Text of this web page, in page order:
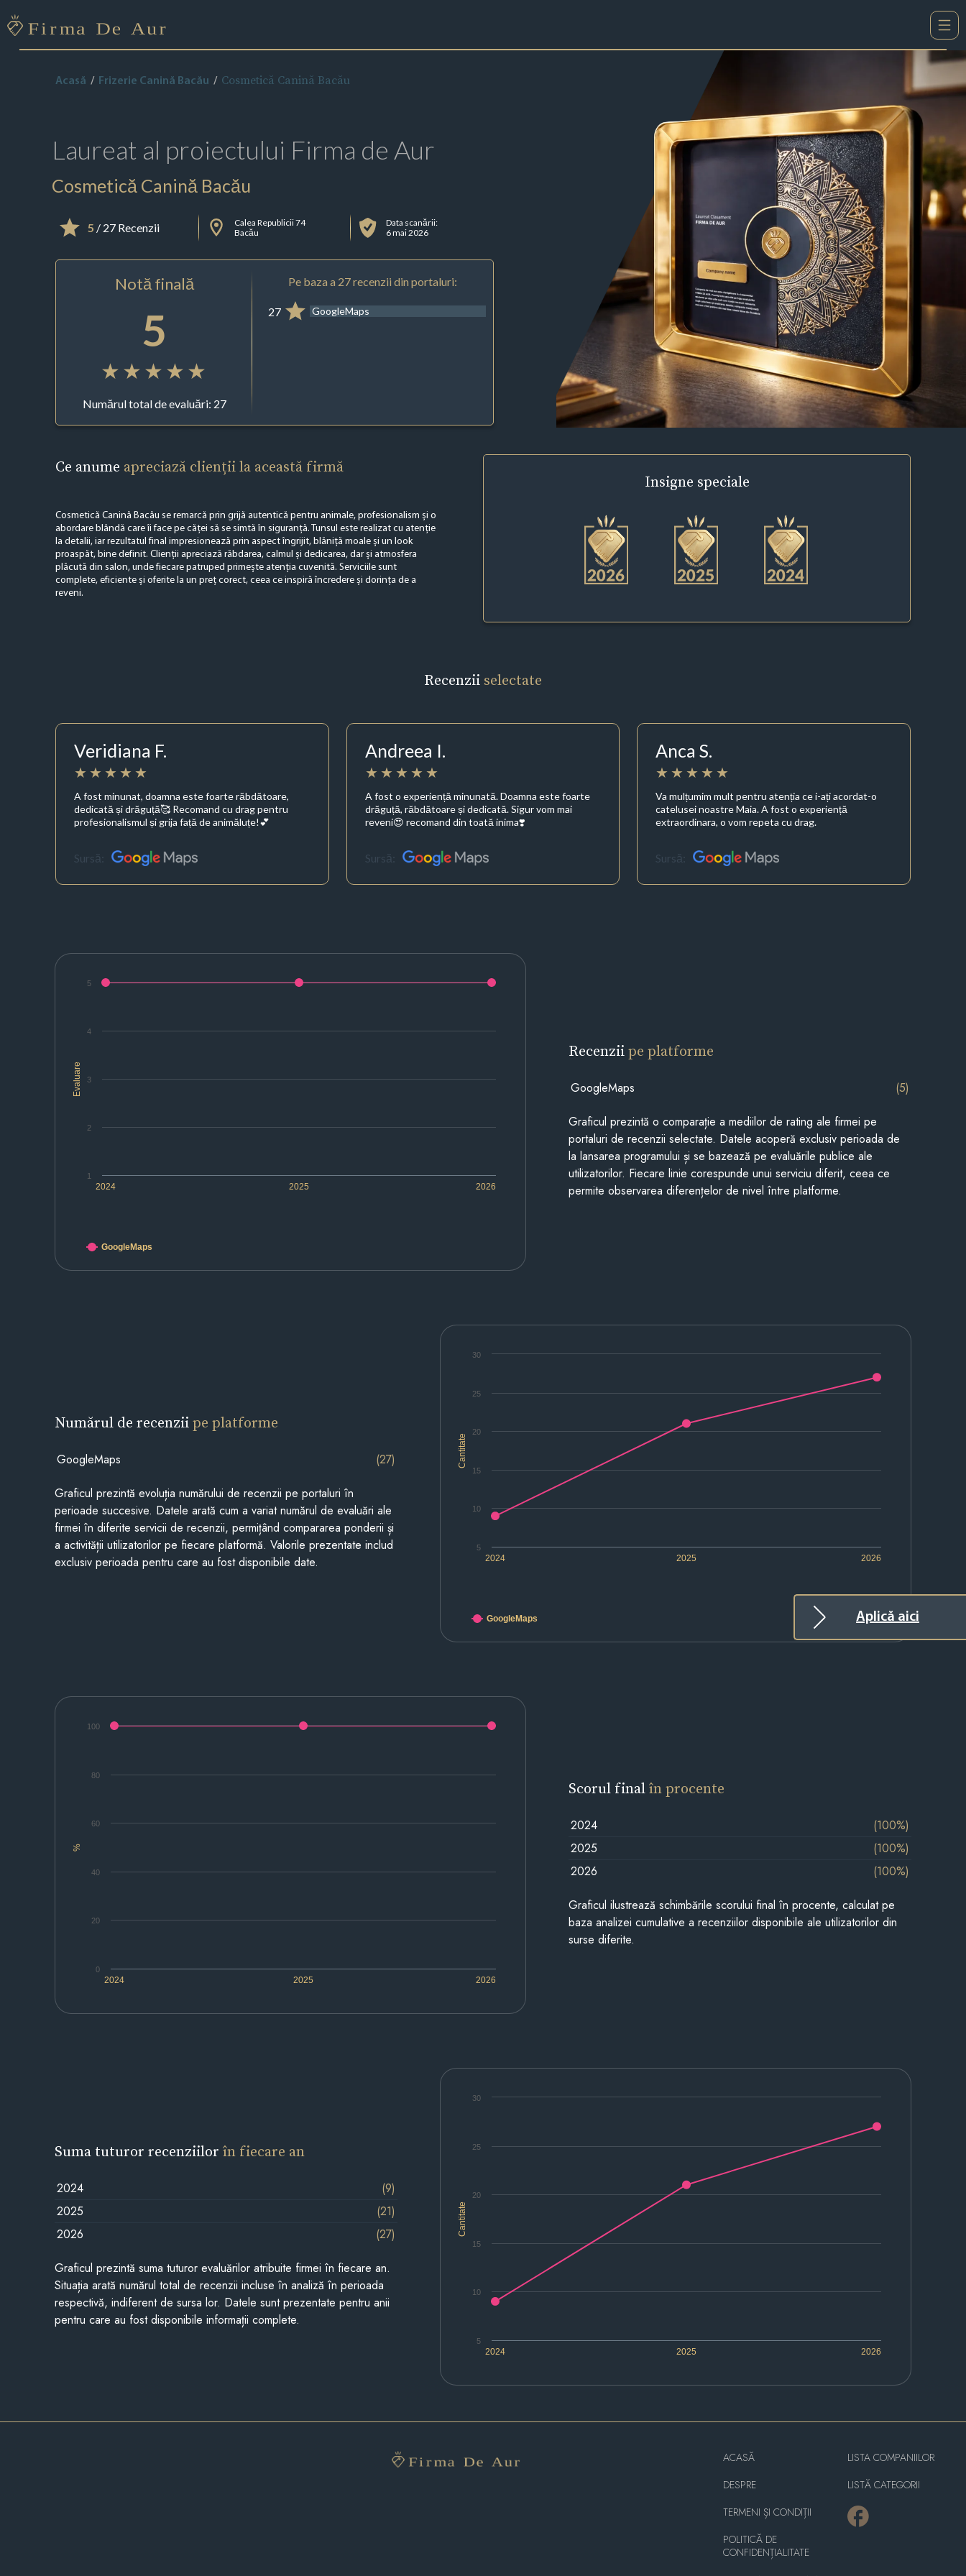
Aplică aici
Acasă Frizerie Canină Bacău Cosmetică Canină Bacău
Laureat al proiectului Firma de Aur
Cosmetică Canină Bacău
5 / 27 Recenzii
Calea Republicii 74
Bacău
Data scanării:
6 mai 2026
Notă finală
5
Numărul total de evaluări: 27
Pe baza a 27 recenzii din portaluri:
27 GoogleMaps
Ce anume apreciază clienții la această firmă
Cosmetică Canină Bacău se remarcă prin grijă autentică pentru animale, profesionalism și o
abordare blândă care îi face pe căței să se simtă în siguranță. Tunsul este realizat cu atenție
la detalii, iar rezultatul final impresionează prin aspect îngrijit, blăniță moale și un look
proaspăt, bine definit. Clienții apreciază răbdarea, calmul și dedicarea, dar și atmosfera
plăcută din salon, unde fiecare patruped primește atenția cuvenită. Serviciile sunt
complete, eficiente și oferite la un preț corect, ceea ce inspiră încredere și dorința de a
reveni.
Insigne speciale
Recenzii selectate
Veridiana F.
A fost minunat, doamna este foarte răbdătoare,
dedicată și drăguță🥰 Recomand cu drag pentru
profesionalismul și grija față de animăluțe!💕
Sursă:
Andreea I.
A fost o experiență minunată. Doamna este foarte
drăguță, răbdătoare și dedicată. Sigur vom mai
reveni😍 recomand din toată inima❣️
Sursă:
Anca S.
Va mulțumim mult pentru atenția ce i-ați acordat-o
catelusei noastre Maia. A fost o experiență
extraordinara, o vom repeta cu drag.
Sursă:
Evaluare
2024 2025 2026
1
2
3
4
5
GoogleMaps
Recenziipe platforme
GoogleMaps (5)
Graficul prezintă o comparație a mediilor de rating ale firmei pe
portaluri de recenzii selectate. Datele acoperă exclusiv perioada de
la lansarea programului și se bazează pe evaluările publice ale
utilizatorilor. Fiecare linie corespunde unui serviciu diferit, ceea ce
permite observarea diferențelor de nivel între platforme.
Cantitate
2024 2025 2026
5
10
15
20
25
30
GoogleMaps
Numărul de recenziipe platforme
GoogleMaps (27)
Graficul prezintă evoluția numărului de recenzii pe portaluri în
perioade succesive. Datele arată cum a variat numărul de evaluări ale
firmei în diferite servicii de recenzii, permițând compararea ponderii și
a activității utilizatorilor pe fiecare platformă. Valorile prezentate includ
exclusiv perioada pentru care au fost disponibile date.
%
2024 2025 2026
0
20
40
60
80
100
Scorul finalîn procente
2024
(100%)
2025
(100%)
2026
(100%)
Graficul ilustrează schimbările scorului final în procente, calculat pe
baza analizei cumulative a recenziilor disponibile ale utilizatorilor din
surse diferite.
Cantitate
2024 2025 2026
5
10
15
20
25
30
Suma tuturor recenziilorîn fiecare an
2024
(9)
2025
(21)
2026
(27)
Graficul prezintă suma tuturor evaluărilor atribuite firmei în fiecare an.
Situația arată numărul total de recenzii incluse în analiză în perioada
respectivă, indiferent de sursa lor. Datele sunt prezentate pentru anii
pentru care au fost disponibile informații complete.
ACASĂ
DESPRE
TERMENI ȘI CONDIȚII
POLITICĂ DE
CONFIDENȚIALITATE
LISTA COMPANIILOR
LISTĂ CATEGORII